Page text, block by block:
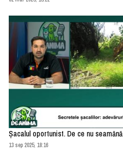
Șacalul oportunist. De ce nu
13 sep 2025, 18:16